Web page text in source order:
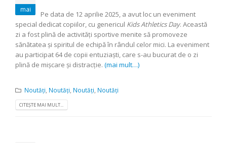
mai
Pe data de 12 aprilie 2025, a avut loc un eveniment
special dedicat copiilor, cu genericul Kids Athletics Day. Această
zi a fost plină de activități sportive menite să promoveze
sănătatea și spiritul de echipă în rândul celor mici. La eveniment
au participat 64 de copii entuziaști, care s-au bucurat de o zi
plină de mișcare și distracție. (mai mult…)
Noutăți Noutăți Noutăți Noutăți
CITEȘTE MAI MULT...